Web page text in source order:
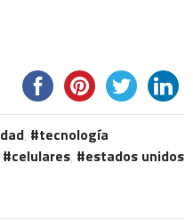
,
tecnología
celulares, estados unidos